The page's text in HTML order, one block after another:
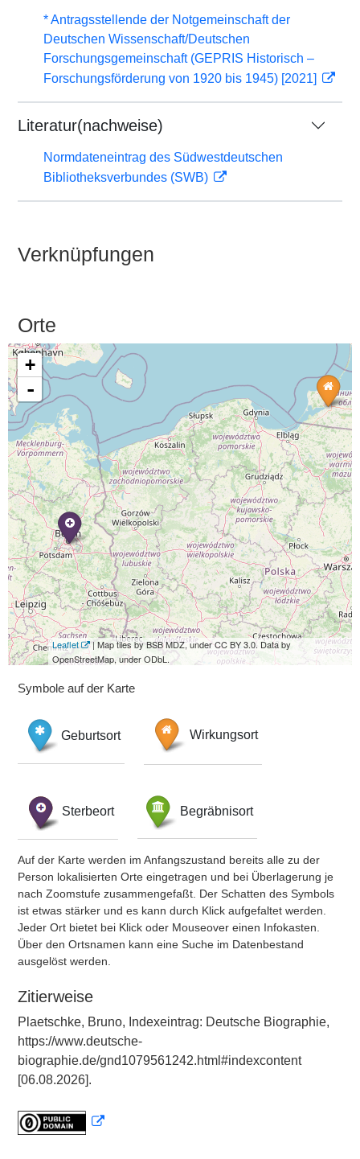
* Antragsstellende der Notgemeinschaft der
Deutschen Wissenschaft/Deutschen
Forschungsgemeinschaft (GEPRIS Historisch –
Forschungsförderung von 1920 bis 1945) [2021]
Literatur(nachweise)
Normdateneintrag des Südwestdeutschen
Bibliotheksverbundes (SWB)
Verknüpfungen
Orte
+
-
Leaflet
| Map tiles by BSB MDZ, under CC BY 3.0. Data by
OpenStreetMap, under ODbL.
Symbole auf der Karte
Geburtsort Wirkungsort
Sterbeort Begräbnisort
Auf der Karte werden im Anfangszustand bereits alle zu der
Person lokalisierten Orte eingetragen und bei Überlagerung je
nach Zoomstufe zusammengefaßt. Der Schatten des Symbols
ist etwas stärker und es kann durch Klick aufgefaltet werden.
Jeder Ort bietet bei Klick oder Mouseover einen Infokasten.
Über den Ortsnamen kann eine Suche im Datenbestand
ausgelöst werden.
Zitierweise
Plaetschke, Bruno, Indexeintrag: Deutsche Biographie,
https://www.deutsche-
biographie.de/gnd1079561242.html#indexcontent
[06.08.2026].